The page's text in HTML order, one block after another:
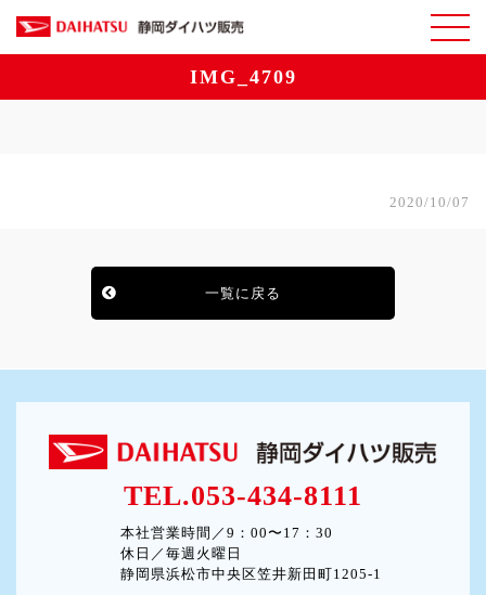
IMG_4709
2020/10/07
一覧に戻る
TEL.053-434-8111
本社営業時間／9：00〜17：30
休日／毎週火曜日
静岡県浜松市中央区笠井新田町1205-1